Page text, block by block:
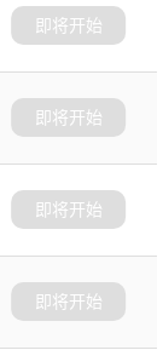
即将开始
即将开始
即将开始
即将开始